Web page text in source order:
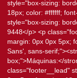
style="box-sizing:
18px; color: #ffffff;
style="box-sizing:
9448</p> <p
margin: 0px 0px 5px;
Sans', sans-
box;">Máquinas:</
class="footer__lead"